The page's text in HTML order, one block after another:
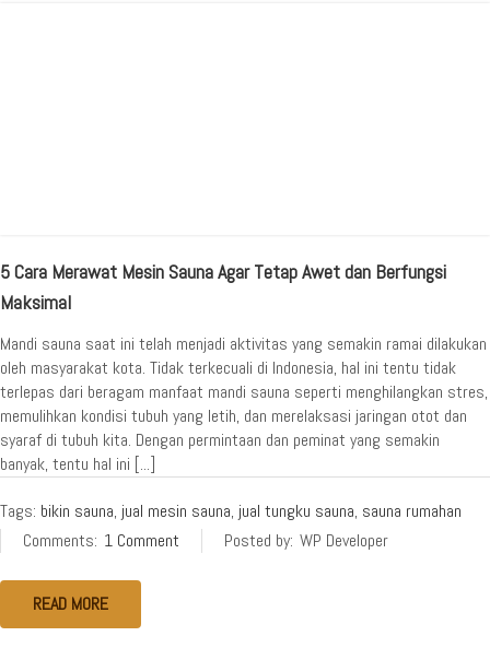
5 Cara Merawat Mesin Sauna Agar Tetap Awet dan Berfungsi
Maksimal
Mandi sauna saat ini telah menjadi aktivitas yang semakin ramai dilakukan
oleh masyarakat kota. Tidak terkecuali di Indonesia, hal ini tentu tidak
terlepas dari beragam manfaat mandi sauna seperti menghilangkan stres,
memulihkan kondisi tubuh yang letih, dan merelaksasi jaringan otot dan
syaraf di tubuh kita. Dengan permintaan dan peminat yang semakin
banyak, tentu hal ini [...]
Tags: bikin sauna, jual mesin sauna, jual tungku sauna, sauna rumahan
Comments: 1 Comment Posted by: WP Developer
READ MORE